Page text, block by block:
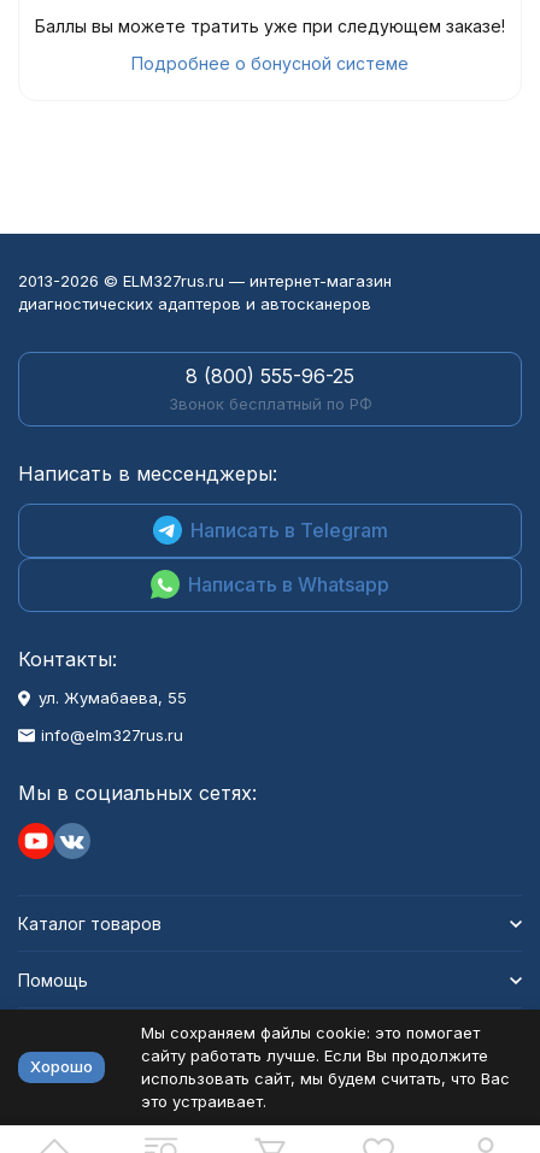
Баллы вы можете тратить уже при следующем заказе!
Подробнее о бонусной системе
2013-2026 © ELM327rus.ru — интернет-магазин
диагностических адаптеров и автосканеров
8 (800) 555-96-25
Звонок бесплатный по РФ
Написать в мессенджеры:
Написать в Telegram
Написать в Whatsapp
Контакты:
ул. Жумабаева, 55
info@elm327rus.ru
Мы в социальных сетях:
Каталог товаров
Помощь
Политика персональных данных
Хорошо
Мы сохраняем файлы cookie: это помогает
сайту работать лучше. Если Вы продолжите
использовать сайт, мы будем считать, что Вас
это устраивает.